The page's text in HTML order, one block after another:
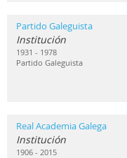
Partido Galeguista
Institución
1931 - 1978
Partido Galeguista
Real Academia Galega
Institución
1906 - 2015